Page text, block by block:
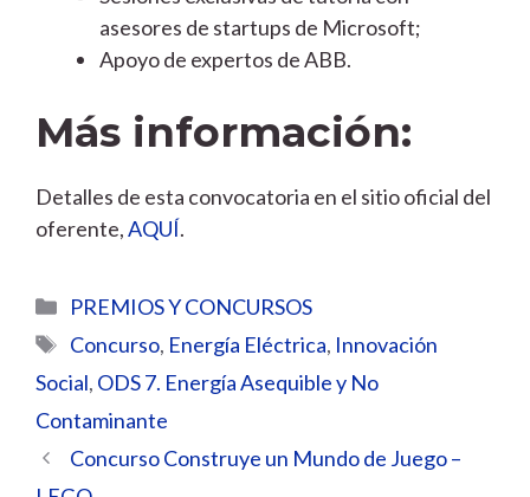
asesores de startups de Microsoft;
Apoyo de expertos de ABB.
Más información:
Detalles de esta convocatoria en el sitio oficial del
oferente,AQUÍ.
Categorías
PREMIOS Y CONCURSOS
Etiquetas
Concurso, Energía Eléctrica, Innovación
Social, ODS 7. Energía Asequible y No
Contaminante
Concurso Construye un Mundo de Juego –